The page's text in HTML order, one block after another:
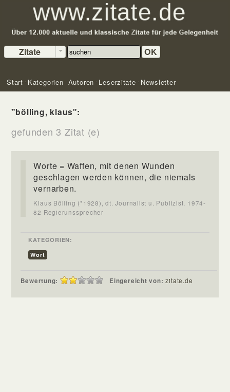
Zitate OK
Start Kategorien Autoren Leserzitate Newsletter
"bölling, klaus":
gefunden 3 Zitat (e)
Worte = Waffen, mit denen Wunden
geschlagen werden können, die niemals
vernarben.
Klaus Bölling (*1928), dt. Journalist u. Publizist, 1974-
82 Regierunssprecher
KATEGORIEN:
Wort
Bewertung: Eingereicht von:zitate.de